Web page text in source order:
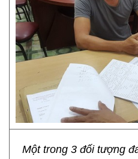
Một trong 3 đối tượng